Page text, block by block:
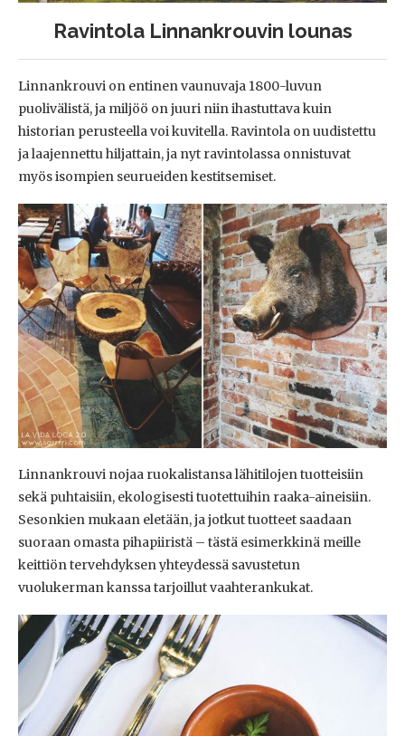
Ravintola Linnankrouvin lounas
Linnankrouvi on entinen vaunuvaja 1800-luvun
puolivälistä, ja miljöö on juuri niin ihastuttava kuin
historian perusteella voi kuvitella. Ravintola on uudistettu
ja laajennettu hiljattain, ja nyt ravintolassa onnistuvat
myös isompien seurueiden kestitsemiset.
Linnankrouvi nojaa ruokalistansa lähitilojen tuotteisiin
sekä puhtaisiin, ekologisesti tuotettuihin raaka-aineisiin.
Sesonkien mukaan eletään, ja jotkut tuotteet saadaan
suoraan omasta pihapiiristä – tästä esimerkkinä meille
keittiön tervehdyksen yhteydessä savustetun
vuolukerman kanssa tarjoillut vaahterankukat.